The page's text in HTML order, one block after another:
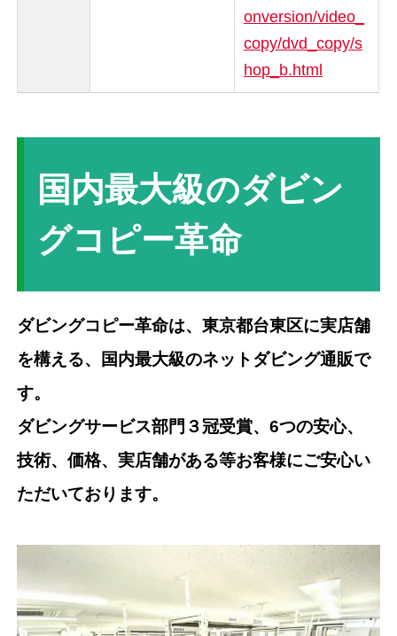
onversion/video_
copy/dvd_copy/s
hop_b.html
国内最大級のダビン
グコピー革命
ダビングコピー革命は、東京都台東区に実店舗
を構える、国内最大級のネットダビング通販で
す。
ダビングサービス部門３冠受賞、6つの安心、
技術、価格、実店舗がある等お客様にご安心い
ただいております。